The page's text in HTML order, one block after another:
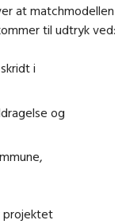
at matchmodellen
til udtryk ved:
i
og
projektet